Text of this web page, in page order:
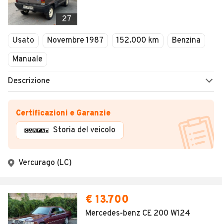
27
Usato Novembre 1987 152.000 km
Benzina
Manuale
Descrizione
Certificazioni e Garanzie
Storia del veicolo
Vercurago (LC)
€ 13.700
Mercedes-benz CE 200 W124